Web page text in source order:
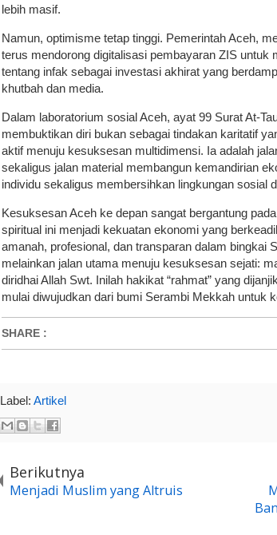
lebih masif.
Namun, optimisme tetap tinggi. Pemerintah Aceh,
terus mendorong digitalisasi pembayaran ZIS
tentang infak sebagai investasi akhirat yang
khutbah dan media.
Dalam laboratorium sosial Aceh, ayat 99 Surat At-
membuktikan diri bukan sebagai tindakan karitatif
aktif menuju kesuksesan multidimensi. Ia adalah
sekaligus jalan material membangun kemandirian
individu sekaligus membersihkan lingkungan sosial
Kesuksesan Aceh ke depan sangat bergantung
spiritual ini menjadi kekuatan ekonomi yang
amanah, profesional, dan transparan dalam bingkai
melainkan jalan utama menuju kesuksesan sejati:
diridhai Allah Swt. Inilah hakikat “rahmat” yang
mulai diwujudkan dari bumi Serambi Mekkah untuk
SHARE :
Label: Artikel
Berikutnya
Menjadi Muslim yang Altruis